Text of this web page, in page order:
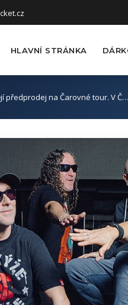
HLAVNÍ STRÁNKA
předprodej na Čarovné tour. V Č…